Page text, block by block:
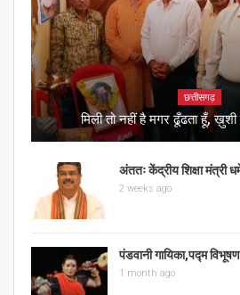
छत्तीसगढ़
मिली तो नहीं है मगर ढूँढता हूँ,
अंततः केंद्रीय शिक्षा मंत्री
2 weeks ago
पंडवानी गायिका,पद्म
1 month ago